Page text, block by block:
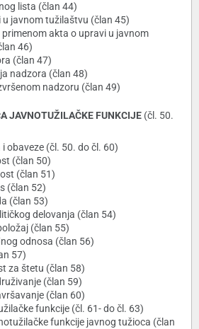
lista (član 44)
u javnom tužilaštvu (član 45)
akta o upravi u javnom
46)
(član 47)
nadzora (član 48)
nadzoru (član 49)
JAVNOTUŽILAČKE FUNKCIJE (čl. 50.
obaveze (čl. 50. do čl. 60)
(član 50)
(član 51)
(član 52)
(član 53)
delovanja (član 54)
(član 55)
odnosa (član 56)
57)
za štetu (član 58)
(član 59)
(član 60)
funkcije (čl. 61- do čl. 63)
funkcije javnog tužioca (član